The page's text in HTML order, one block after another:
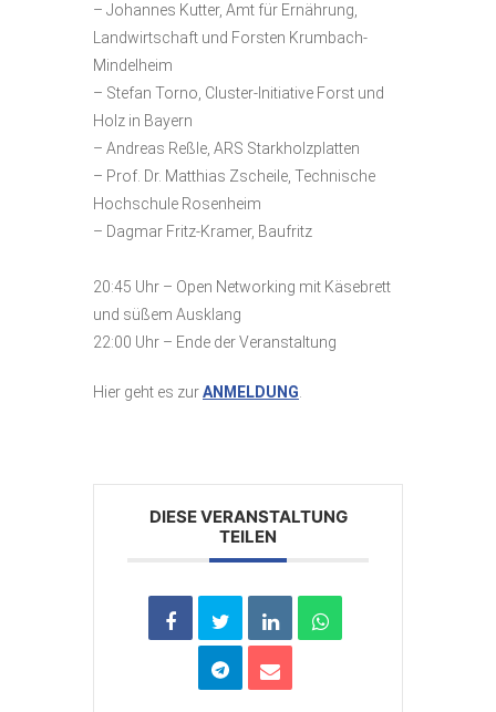
– Johannes Kutter, Amt für Ernährung,
Landwirtschaft und Forsten Krumbach-
Mindelheim
– Stefan Torno, Cluster-Initiative Forst und
Holz in Bayern
– Andreas Reßle, ARS Starkholzplatten
– Prof. Dr. Matthias Zscheile, Technische
Hochschule Rosenheim
– Dagmar Fritz-Kramer, Baufritz
20:45 Uhr – Open Networking mit Käsebrett
und süßem Ausklang
22:00 Uhr – Ende der Veranstaltung
Hier geht es zurANMELDUNG.
DIESE VERANSTALTUNG
TEILEN